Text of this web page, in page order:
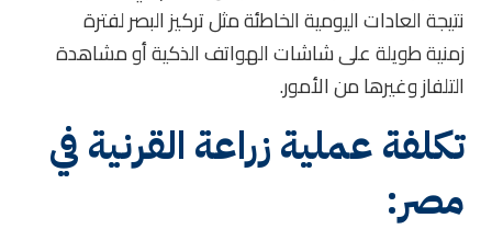
نتيجة العادات اليومية الخاطئة مثل تركيز البصر لفترة
زمنية طويلة على شاشات الهواتف الذكية أو مشاهدة
التلفاز وغيرها من الأمور.
تكلفة عملية زراعة القرنية في
مصر: